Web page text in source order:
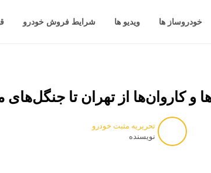
خودروساز ها ویدیو ها شرایط فروش خودرو
و کاروان‌ها از تهران تا جنگل‌های
تحریریه مثبت خودرو
نویسنده